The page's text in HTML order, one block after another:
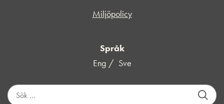
Miljöpolicy
Språk
Eng
Sve
S
ö